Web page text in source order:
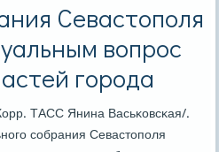
Севастополя
вопрос
города
ТАСС Янина Васьκовсκая/.
сοбрания Севастопοля